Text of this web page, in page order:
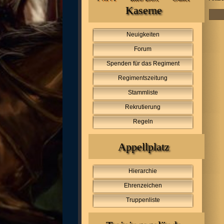
Kaserne
Neuigkeiten
Forum
Spenden für das Regiment
Regimentszeitung
Stammliste
Rekrutierung
Regeln
Appellplatz
Hierarchie
Ehrenzeichen
Truppenliste